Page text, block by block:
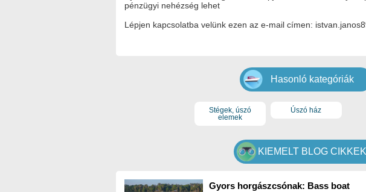
pénzügyi nehézség lehet
Lépjen kapcsolatba velünk ezen az e-mail címen:
Hasonló kategóriák
Stégek, úszó
elemek
Úszó ház
KIEMELT BLOG CIKKEK
Gyors horgászcsónak: Bass boat